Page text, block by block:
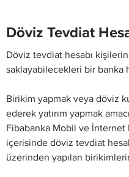
Döviz Tevdiat
Döviz tevdiat hesabı
saklayabilecekleri bir banka
Birikim yapmak veya döviz
ederek yatırım yapmak
Fibabanka Mobil ve İnternet
içerisinde döviz tevdiat
üzerinden yapılan